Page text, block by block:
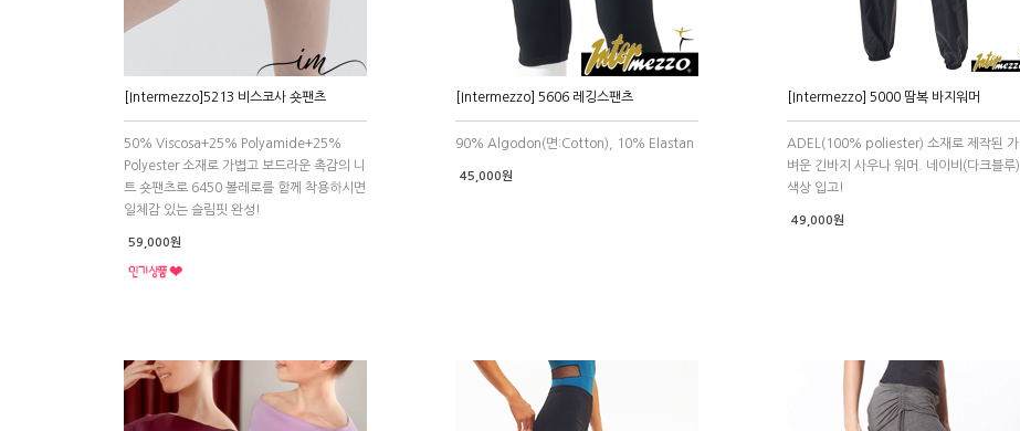
[Intermezzo]5213 비스코사 숏팬츠
50% Viscosa+25% Polyamide+25%
Polyester 소재로 가볍고 보드라운 촉감의 니
트 숏팬츠로 6450 볼레로를 함께 착용하시면
일체감 있는 슬림핏 완성!
59,000원
[Intermezzo] 5606 레깅스팬츠
90% Algodon(면:Cotton), 10% Elastan
45,000원
[Intermezzo] 5000 땀복 바지워머
ADEL(100% poliester) 소재로 제작된 가
벼운 긴바지 사우나 워머. 네이비(다크블루)
색상 입고!
49,000원